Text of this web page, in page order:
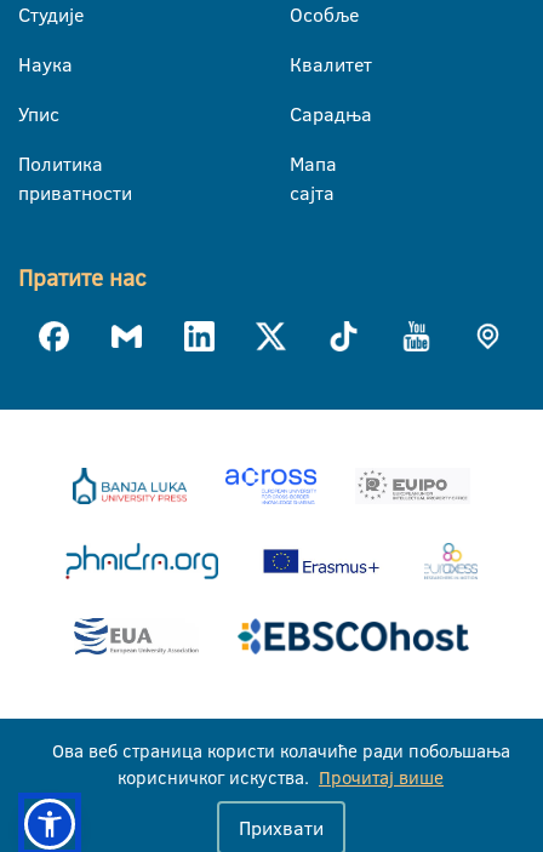
Студије
Наука
Упис
Политика
приватности
Особље
Квалитет
Сарадња
Мапа
сајта
Пратите нас
Универзитет у Бањој Луци © 2026
Сва права задржана
Ова веб страница користи колачиће ради побољшања
корисничког искуства. Прочитај више
Прихвати